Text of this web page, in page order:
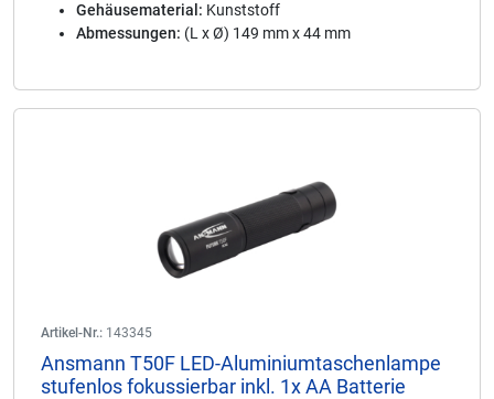
Gehäusematerial: Kunststoff
Abmessungen: (L x Ø) 149 mm x 44 mm
Artikel-Nr.: 143345
Ansmann T50F LED-Aluminiumtaschenlampe
stufenlos fokussierbar inkl. 1x AA Batterie